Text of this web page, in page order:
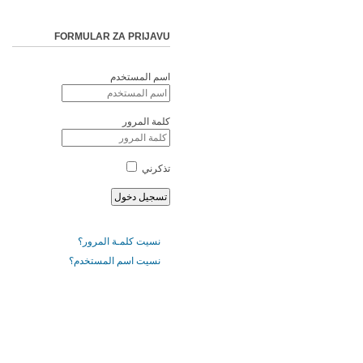
FORMULAR ZA PRIJAVU
اسم المستخدم
كلمة المرور
تذكرني
نسيت كلمـة المرور؟
نسيت اسم المستخدم؟